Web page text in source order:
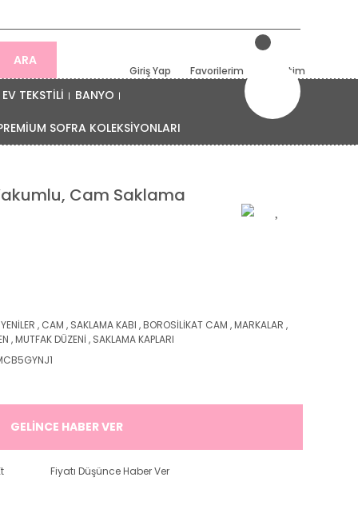
ARA
Giriş Yap Favorilerim Sepetim
EV TEKSTİLİ BANYO
SOFRA KOLEKSİYONLARI
Cam Saklama
, CAM , SAKLAMA KABI ,BOROSİLİKAT CAM ,MARKALAR ,
,MUTFAK DÜZENİ, SAKLAMA KAPLARI
GELİNCE HABER VER
Fiyatı Düşünce Haber Ver